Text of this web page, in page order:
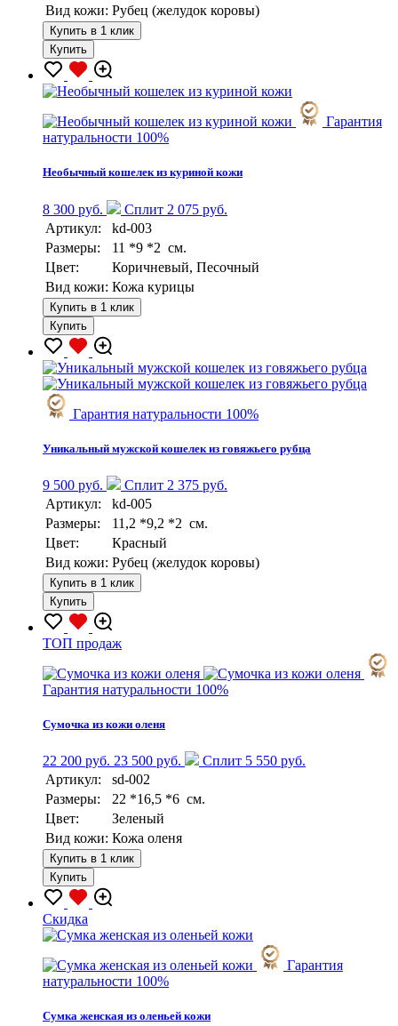
Вид кожи: Рубец (желудок коровы)
Купить в 1 клик
Купить
Гарантия
натуральности 100%
Необычный кошелек из куриной кожи
8 300 руб.
Сплит 2 075 руб.
Артикул:
kd-003
Размеры:
11 *9 *2 см.
Цвет:
Коричневый, Песочный
Вид кожи: Кожа курицы
Купить в 1 клик
Купить
Гарантия натуральности 100%
Уникальный мужской кошелек из говяжьего рубца
9 500 руб.
Сплит 2 375 руб.
Артикул:
kd-005
Размеры:
11,2 *9,2 *2 см.
Цвет:
Красный
Вид кожи: Рубец (желудок коровы)
Купить в 1 клик
Купить
TOП продаж
Гарантия натуральности 100%
Сумочка из кожи оленя
22 200 руб. 23 500 руб.
Сплит 5 550 руб.
Артикул:
sd-002
Размеры:
22 *16,5 *6 см.
Цвет:
Зеленый
Вид кожи: Кожа оленя
Купить в 1 клик
Купить
Скидка
Гарантия
натуральности 100%
Сумка женская из оленьей кожи